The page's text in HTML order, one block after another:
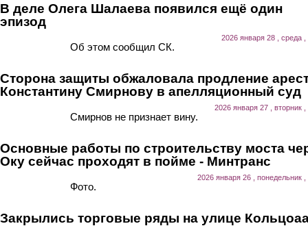
В деле Олега Шалаева появился ещё один
эпизод
2026 января 28 , среда ,
Об этом сообщил СК.
Сторона защиты обжаловала продление
Константину Смирнову в апелляционный суд
2026 января 27 , вторник ,
Смирнов не признает вину.
Основные работы по строительству моста
Оку сейчас проходят в пойме - Минтранс
2026 января 26 , понедельник ,
Фото.
Закрылись торговые ряды на улице